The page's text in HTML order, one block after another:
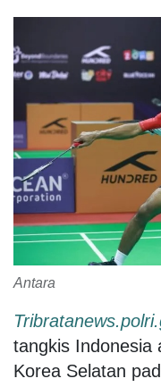
Antara
tangkis Indonesia
Korea Selatan